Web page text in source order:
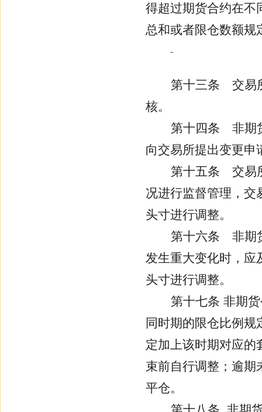
得超过期货合约在不
总和或者限仓数额规
第十三条 交易
核。
第十四条 非期
向交易所提出变更申
第十五条 交易
况进行监督管理，交
头寸进行调整。
第十六条 非期
发生重大变化时，应
头寸进行调整。
第十七条 非期
同时期的限仓比例规
定加上该时期对应的
束前自行调整；逾期
平仓。